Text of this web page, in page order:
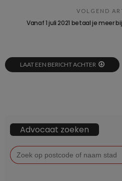
VOLGEND
Vanaf 1 juli 2021 betaal je meer
LAAT EEN BERICHT ACHTER
Advocaat zoeken
Zoek
naar: